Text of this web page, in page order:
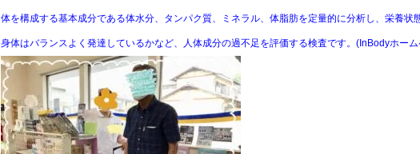
体を構成する基本成分である体水分、タンパク質、ミネラル、体脂肪を定量的に分析し、栄養状
身体はバランスよく発達しているかなど、人体成分の過不足を評価する検査です。(InBodyホー